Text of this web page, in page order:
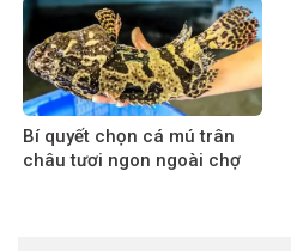
Bí quyết chọn cá mú trân
châu tươi ngon ngoài chợ